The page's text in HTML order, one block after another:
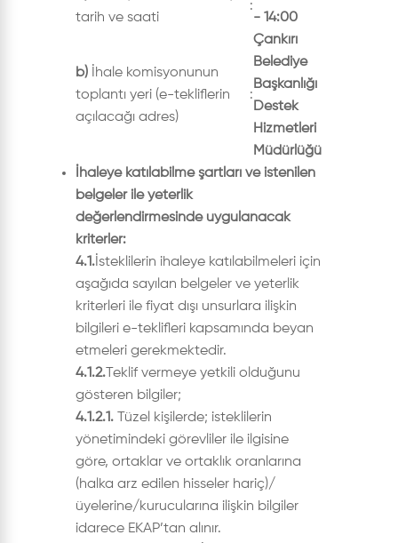
tarih ve saati
:
- 14:00
b) İhale komisyonunun
toplantı yeri (e-tekliflerin
açılacağı adres)
:
Çankırı
Belediye
Başkanlığı
Destek
Hizmetleri
Müdürlüğü
İhaleye katılabilme şartları ve istenilen
belgeler ile yeterlik
değerlendirmesinde uygulanacak
kriterler:
4.1. İsteklilerin ihaleye katılabilmeleri için
aşağıda sayılan belgeler ve yeterlik
kriterleri ile fiyat dışı unsurlara ilişkin
bilgileri e-teklifleri kapsamında beyan
etmeleri gerekmektedir.
4.1.2. Teklif vermeye yetkili olduğunu
gösteren bilgiler;
4.1.2.1. Tüzel kişilerde; isteklilerin
yönetimindeki görevliler ile ilgisine
göre, ortaklar ve ortaklık oranlarına
(halka arz edilen hisseler hariç)/
üyelerine/kurucularına ilişkin bilgiler
idarece EKAP’tan alınır.